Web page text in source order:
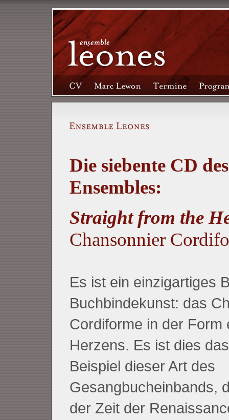
Die siebente CD des
Ensembles:
Straight from the
Chansonnier
Es ist ein einzigartiges
Buchbindekunst: das
Cordiforme in der Form
Herzens. Es ist dies
Beispiel dieser Art des
Gesangbucheinbands,
der Zeit der